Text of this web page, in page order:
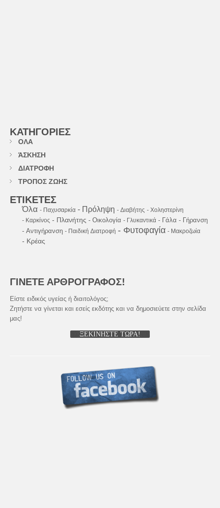
ΚΑΤΗΓΟΡΙΕΣ
ΟΛΑ
ΆΣΚΗΣΗ
ΔΙΑΤΡΟΦΗ
ΤΡΟΠΟΣ ΖΩΗΣ
ΕΤΙΚΕΤΕΣ
Όλα - Παχυσαρκία - Πρόληψη - Διαβήτης - Χοληστερίνη
- Καρκίνος - Πλανήτης - Οικολογία - Γλυκαντικά - Γάλα - Γήρανση
- Αντιγήρανση - Παιδική Διατροφή - Φυτοφαγία - Μακροζωία
- Κρέας
ΓΙΝΕΤΕ ΑΡΘΡΟΓΡΑΦΟΣ!
Είστε ειδικός υγείας ή διαιτολόγος;
Ζητήστε να γίνεται και εσείς εκδότης και να δημοσιεύετε στην σελίδα
μας!
ΞΕΚΙΝΗΣΤΕ ΤΩΡΑ!